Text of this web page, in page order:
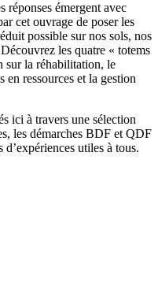
réponses émergent avec
cet ouvrage de poser les
possible sur nos sols, nos
les quatre « totems
sur la réhabilitation, le
en ressources et la gestion
ici à travers une sélection
les démarches BDF et QDF
utiles à tous.